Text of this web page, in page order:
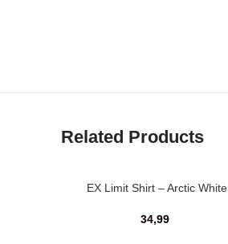
Related Products
EX Limit Shirt – Arctic White
34,99